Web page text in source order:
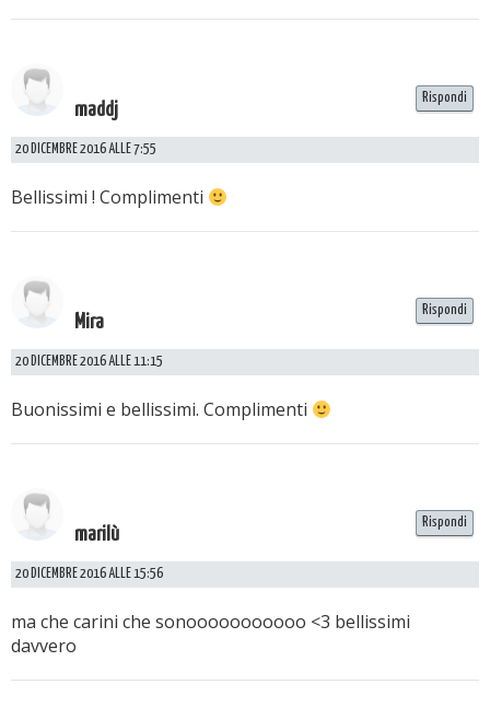
maddj
20 DICEMBRE 2016 ALLE 7:55
Bellissimi ! Complimenti
Rispondi
Mira
20 DICEMBRE 2016 ALLE 11:15
Buonissimi e bellissimi. Complimenti
Rispondi
marilù
20 DICEMBRE 2016 ALLE 15:56
ma che carini che sonooooooooooo <3 bellissimi
davvero
Rispondi